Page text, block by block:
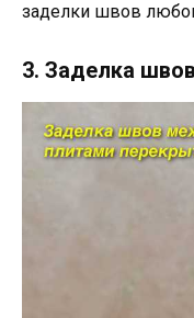
заделки швов
3. Заделка